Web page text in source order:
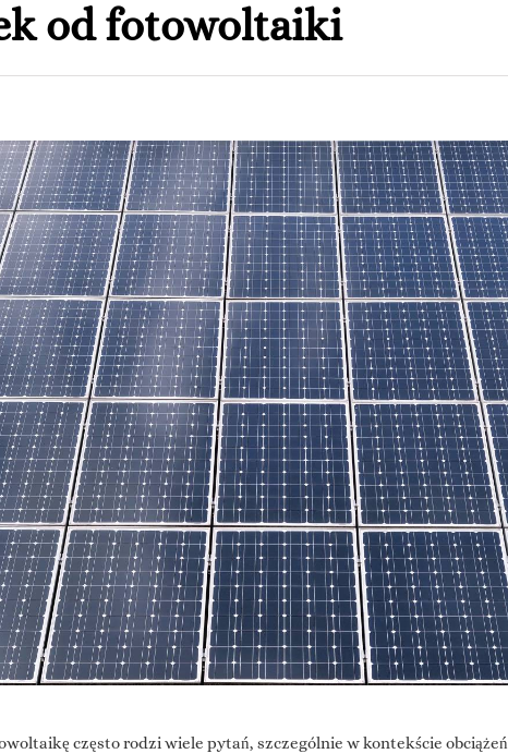
od fotowoltaiki
często rodzi wiele pytań, szczególnie w kontekście